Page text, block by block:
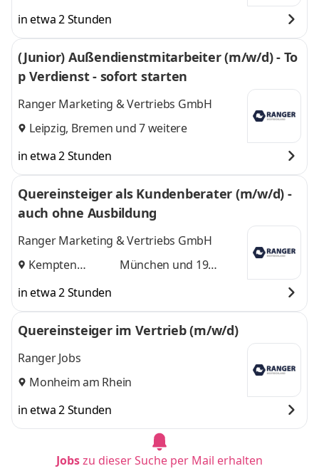
in etwa 2 Stunden
(Junior) Außendienstmitarbeiter (m/w/d) - To
p Verdienst - sofort starten
Ranger Marketing & Vertriebs GmbH
Leipzig, Bremen und 7 weitere
in etwa 2 Stunden
Quereinsteiger als Kundenberater (m/w/d) -
auch ohne Ausbildung
Ranger Marketing & Vertriebs GmbH
Kempten
München und 19
in etwa 2 Stunden
Quereinsteiger im Vertrieb (m/w/d)
Ranger Jobs
Monheim am Rhein
in etwa 2 Stunden
Jobszu dieser Suche per Mail erhalten